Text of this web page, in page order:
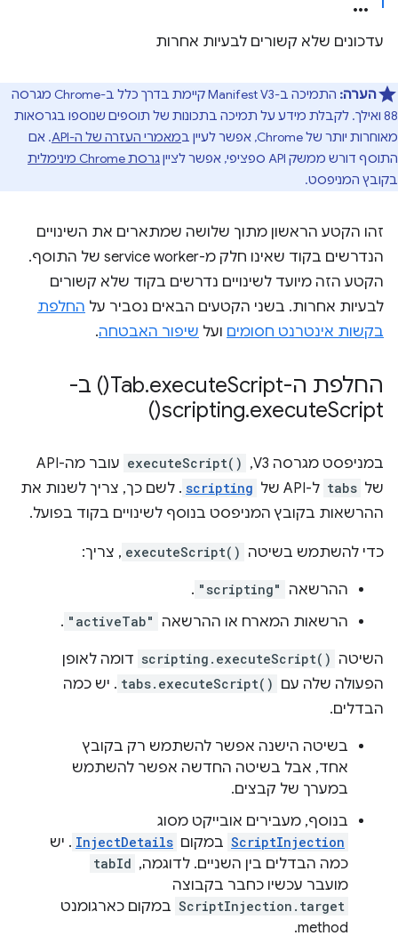
עדכונים שלא קשורים לבעיות אחרות
הערה:
התמיכה ב-Manifest V3 קיימת בדרך כלל ב-Chrome מגרסה
88 ואילך. לקבלת מידע על תמיכה בתכונות של תוספים שנוספו בגרסאות
מאוחרות יותר של Chrome, אפשר לעיין ב
מאמרי העזרה של ה-API
. אם
התוסף דורש ממשק API ספציפי, אפשר לציין
גרסת Chrome מינימלית
בקובץ המניפסט.
זהו הקטע הראשון מתוך שלושה שמתארים את השינויים
הנדרשים בקוד שאינו חלק מ-service worker של התוסף.
הקטע הזה מיועד לשינויים נדרשים בקוד שלא קשורים
לבעיות אחרות. בשני הקטעים הבאים נסביר על החלפת
בקשות אינטרנט חסומים ועל שיפור האבטחה.
החלפת ה-Tab .executeScript(
) ב-
scripting.executeScript(
)
במניפסט מגרסה V3, executeScript()
עובר מה-API
של tabs ל-API של scripting . לשם כך, צריך לשנות את
ההרשאות בקובץ המניפסט בנוסף לשינויים בקוד בפועל.
כדי להשתמש בשיטה executeScript() , צריך:
ההרשאה "scripting"
.
הרשאות המארח או ההרשאה
"activeTab"
.
השיטה scripting.executeScript() דומה לאופן
הפעולה שלה עם tabs.executeScript() . יש כמה
הבדלים.
בשיטה הישנה אפשר להשתמש רק בקובץ
אחד, אבל בשיטה החדשה אפשר להשתמש
במערך של קבצים.
בנוסף, מעבירים אובייקט מסוג
ScriptInjection במקום InjectDetails . יש
כמה הבדלים בין השניים. לדוגמה, tabId
מועבר עכשיו כחבר בקבוצה
ScriptInjection.target במקום כארגומנט
method.